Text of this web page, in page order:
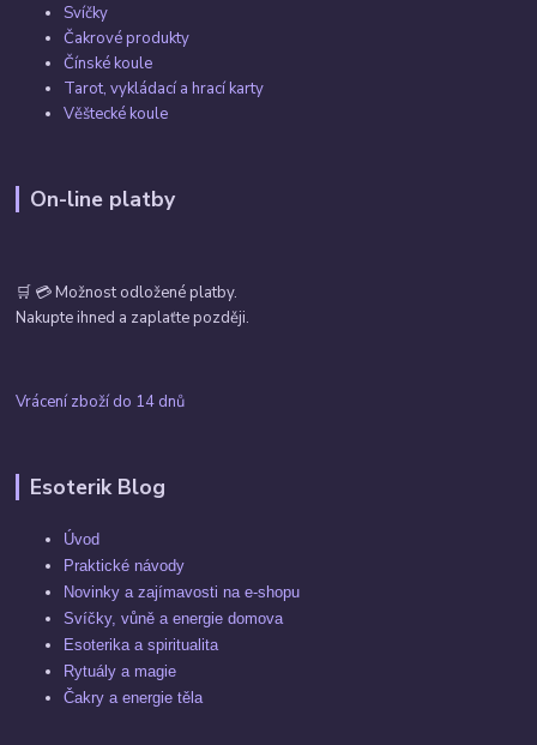
Svíčky
Čakrové produkty
Čínské koule
Tarot, vykládací a hrací karty
Věštecké koule
On-line platby
🛒 💳 Možnost odložené platby.
Nakupte ihned a zaplaťte později.
Vrácení zboží do 14 dnů
Esoterik Blog
Úvod
Praktické návody
Novinky a zajímavosti na e-shopu
Svíčky, vůně a energie domova
Esoterika a spiritualita
Rytuály a magie
Čakry a energie těla